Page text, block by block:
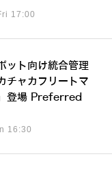
17:00
ット向け統合管理
チャカフリートマ
登場 Preferred
16:30